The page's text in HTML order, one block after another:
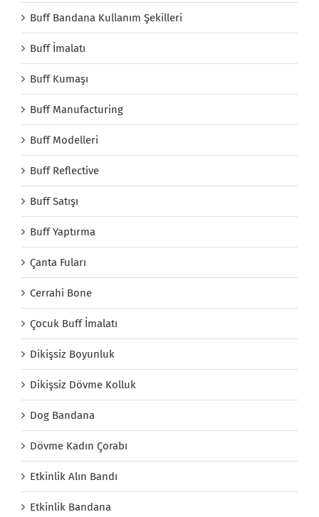
Buff Bandana Kullanım Şekilleri
Buff İmalatı
Buff Kumaşı
Buff Manufacturing
Buff Modelleri
Buff Reflective
Buff Satışı
Buff Yaptırma
Çanta Fuları
Cerrahi Bone
Çocuk Buff İmalatı
Dikişsiz Boyunluk
Dikişsiz Dövme Kolluk
Dog Bandana
Dövme Kadın Çorabı
Etkinlik Alın Bandı
Etkinlik Bandana